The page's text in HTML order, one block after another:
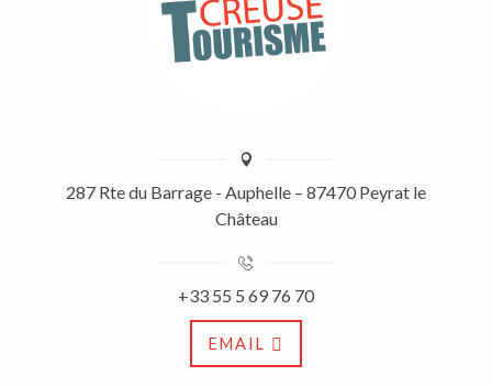
287 Rte du Barrage - Auphelle – 87470 Peyrat le
Château
+33 55 5 69 76 70
EMAIL